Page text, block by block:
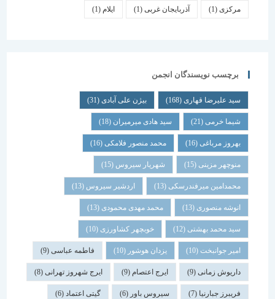
(1) آذربایجان غربی(1) ایلام
برچسب نویسندگان انجمن
سید علیرضا قهاری(168) بیژن علی آبادی(31)
شیما خرمی(21) سید هادی میرمیران(18)
بهروز مرباغی (16) محمد منصور فلامکی (16)
منوچهر مزینی(15) شهریار سیروس(15)
محمدامین میرفندرسکی(13) اردشیر سیروس(13)
انوشه منصوری(13) محمد مهدی محمودی(13)
سید محمد بهشتی(12) خوبچهر کشاورزی(10)
امیر جوانبخت(10) یزدان هوشور(10) فاطمه عباسی(9)
داریوش زمانی(9) ایرج اعتصام(9) ایرج شهروز تهرانی(8)
فریبرز جبارنیا(7) سیروس باور(6) گیتی اعتماد(6)